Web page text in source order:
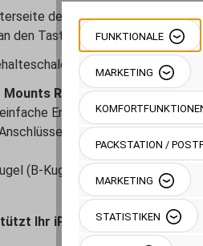
des Gerätes in die
den Tasten und Anschlüssen
ist für die Aufnahme
RAM-B-202-AP14U:
Entnahme
(B-Kugel)
Ihr iPad möglicherweise
FUNKTIONALE
MARKETING
PACKSTATION /
MARKETING
STATISTIKEN